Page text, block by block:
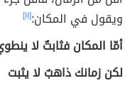
ويقول في المكان:[١١]
أمّا المكان فثابتٌ لا
لكن زمانك ذاهبٌ لا يثبت